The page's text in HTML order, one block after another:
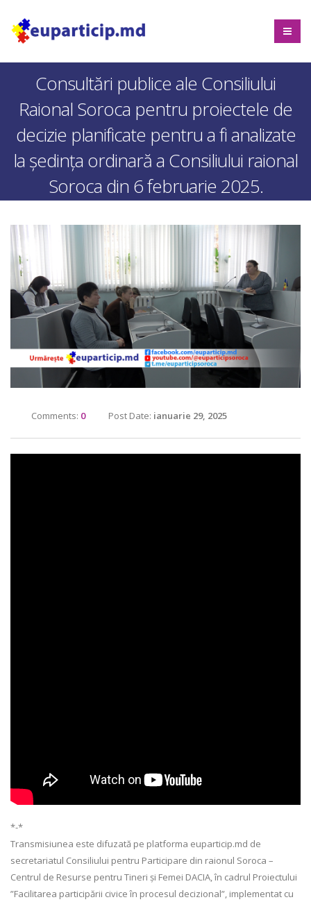
Consultări publice ale Consiliului
Raional Soroca pentru proiectele de
decizie planificate pentru a fi analizate
la ședința ordinară a Consiliului raional
Soroca din 6 februarie 2025.
Comments: 0 Post Date: ianuarie 29, 2025
*-*
Transmisiunea este difuzată pe platforma euparticip.md de
secretariatul Consiliului pentru Participare din raionul Soroca –
Centrul de Resurse pentru Tineri și Femei DACIA, în cadrul Proiectului
”Facilitarea participării civice în procesul decizional”, implementat cu